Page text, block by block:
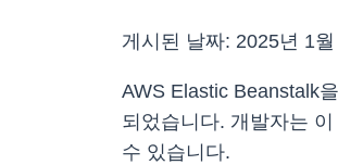
게시된 날짜: 2025년 1월
AWS Elastic Beanstalk
되었습니다. 개발자는
수 있습니다.